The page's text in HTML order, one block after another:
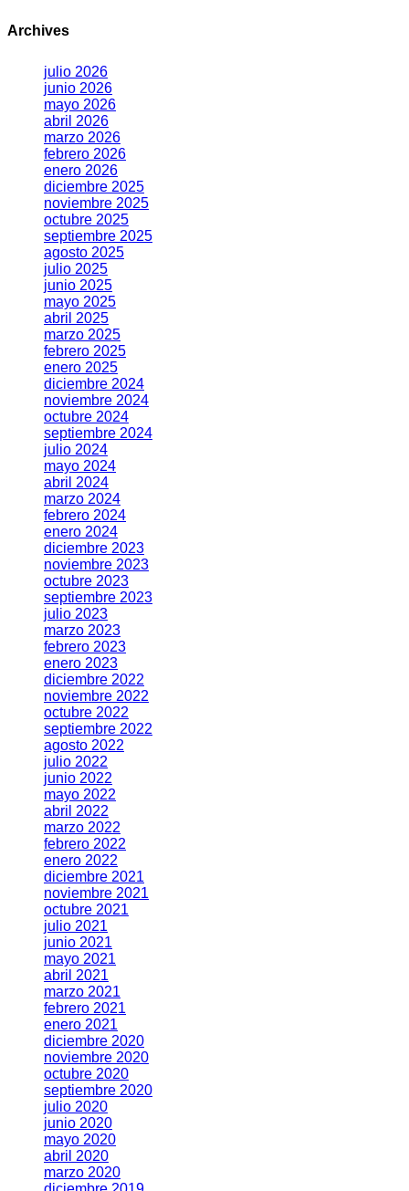
Archives
julio 2026
junio 2026
mayo 2026
abril 2026
marzo 2026
febrero 2026
enero 2026
diciembre 2025
noviembre 2025
octubre 2025
septiembre 2025
agosto 2025
julio 2025
junio 2025
mayo 2025
abril 2025
marzo 2025
febrero 2025
enero 2025
diciembre 2024
noviembre 2024
octubre 2024
septiembre 2024
julio 2024
mayo 2024
abril 2024
marzo 2024
febrero 2024
enero 2024
diciembre 2023
noviembre 2023
octubre 2023
septiembre 2023
julio 2023
marzo 2023
febrero 2023
enero 2023
diciembre 2022
noviembre 2022
octubre 2022
septiembre 2022
agosto 2022
julio 2022
junio 2022
mayo 2022
abril 2022
marzo 2022
febrero 2022
enero 2022
diciembre 2021
noviembre 2021
octubre 2021
julio 2021
junio 2021
mayo 2021
abril 2021
marzo 2021
febrero 2021
enero 2021
diciembre 2020
noviembre 2020
octubre 2020
septiembre 2020
julio 2020
junio 2020
mayo 2020
abril 2020
marzo 2020